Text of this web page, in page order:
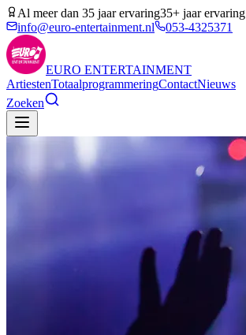
Al meer dan 35 jaar ervaring35+ jaar ervaring
info@euro-entertainment.nl
053-4325371
EURO ENTERTAINMENT
ArtiestenTotaalprogrammeringContactNieuws
Zoeken